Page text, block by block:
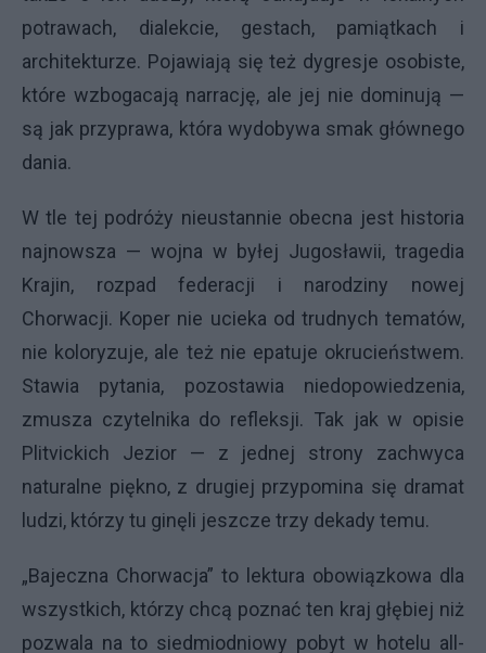
potrawach, dialekcie, gestach, pamiątkach i
architekturze. Pojawiają się też dygresje osobiste,
które wzbogacają narrację, ale jej nie dominują —
są jak przyprawa, która wydobywa smak głównego
dania.
W tle tej podróży nieustannie obecna jest historia
najnowsza — wojna w byłej Jugosławii, tragedia
Krajin, rozpad federacji i narodziny nowej
Chorwacji. Koper nie ucieka od trudnych tematów,
nie koloryzuje, ale też nie epatuje okrucieństwem.
Stawia pytania, pozostawia niedopowiedzenia,
zmusza czytelnika do refleksji. Tak jak w opisie
Plitvickich Jezior — z jednej strony zachwyca
naturalne piękno, z drugiej przypomina się dramat
ludzi, którzy tu ginęli jeszcze trzy dekady temu.
„Bajeczna Chorwacja” to lektura obowiązkowa dla
wszystkich, którzy chcą poznać ten kraj głębiej niż
pozwala na to siedmiodniowy pobyt w hotelu all-